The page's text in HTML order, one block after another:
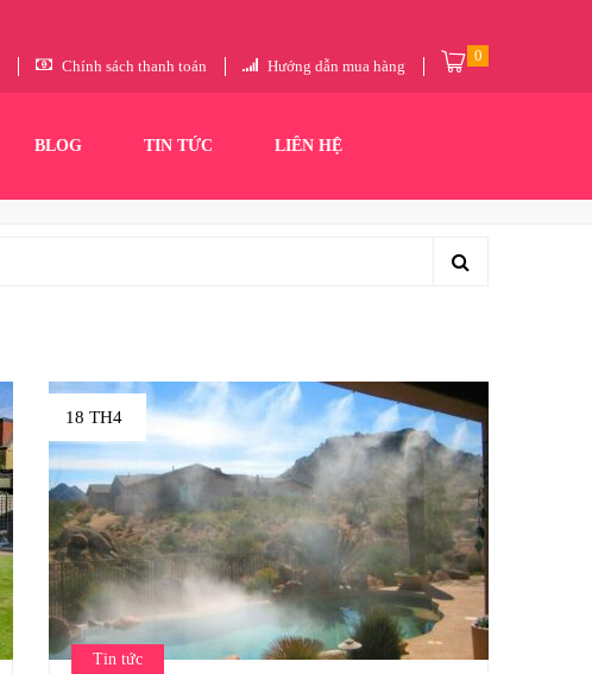
Chính sách thanh toán Hướng dẫn mua hàng
0
BLOG TIN TỨC LIÊN HỆ
18 TH4
Tin tức